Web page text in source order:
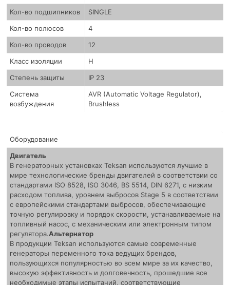
Кол-во подшипников
SINGLE
Кол-во полюсов
4
Кол-во проводов
12
Класс изоляции
H
Степень защиты
IP 23
Система
возбуждения
AVR (Automatic Voltage Regulator),
Brushless
Оборудование
Двигатель
В генераторных установках Teksan используются лучшие в
мире технологические бренды двигателей в соответствии со
стандартами ISO 8528, ISO 3046, BS 5514, DIN 6271, с низким
расходом топлива, уровнем выбросов Stage 5 в соответствии
с европейскими стандартами выбросов, обеспечивающие
точную регулировку и порядок скорости, устанавливаемые на
топливный насос, с механическим или электронным типом
регулятора.Альтернатор
В продукции Teksan используются самые современные
генераторы переменного тока ведущих брендов,
пользующихся популярностью во всем мире за их качество,
высокую эффективность и долговечность, прошедшие все
необходимые этапы испытаний, соответствующие